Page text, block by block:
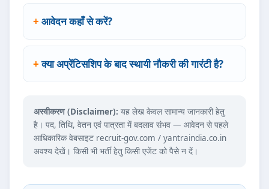
आवेदन कहाँ से करें?
क्या अप्रेंटिसशिप के बाद स्थायी नौकरी की गारंटी है?
अस्वीकरण (Disclaimer): यह लेख केवल सामान्य जानकारी हेतु
है। पद, तिथि, वेतन एवं पात्रता में बदलाव संभव — आवेदन से पहले
आधिकारिक वेबसाइट recruit-gov.com / yantraindia.co.in
अवश्य देखें। किसी भी भर्ती हेतु किसी एजेंट को पैसे न दें।